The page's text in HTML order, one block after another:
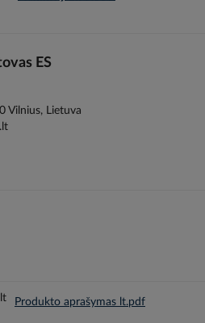
ES
Vilnius, Lietuva
Produkto aprašymas lt.pdf